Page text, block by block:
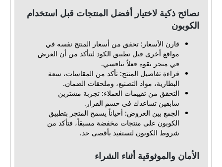
نصائح ذكية لاختيار أفضل المنتجات قبل استخدام
الكوبون
قارن الأسعار: تحقق من أسعار المنتج نفسه في
مواقع أخرى قبل تطبيق الكود لتتأكد من أن العرض
في متجر نقوه فعلاً تنافسي.
قراءة تفاصيل المنتج: تأكد من المقاسات، سعة
البطارية، مواد التصنيع، وملحقات الضمان.
التحقق من تقييمات العملاء: تجربة مشترين
سابقين تساعدك في حسم القرار.
الجمع بين العروض: أحياناً يسمح المتجر بتطبيق
الكوبون على منتجات مخفضة مسبقاً، فتأكد من
شروط الكوبون لتستفيد بأقصى حد.
الأمان والموثوقية أثناء الشراء